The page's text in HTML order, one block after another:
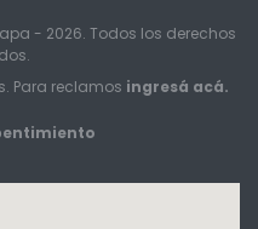
- 2026. Todos los derechos
Para reclamos ingresá acá.